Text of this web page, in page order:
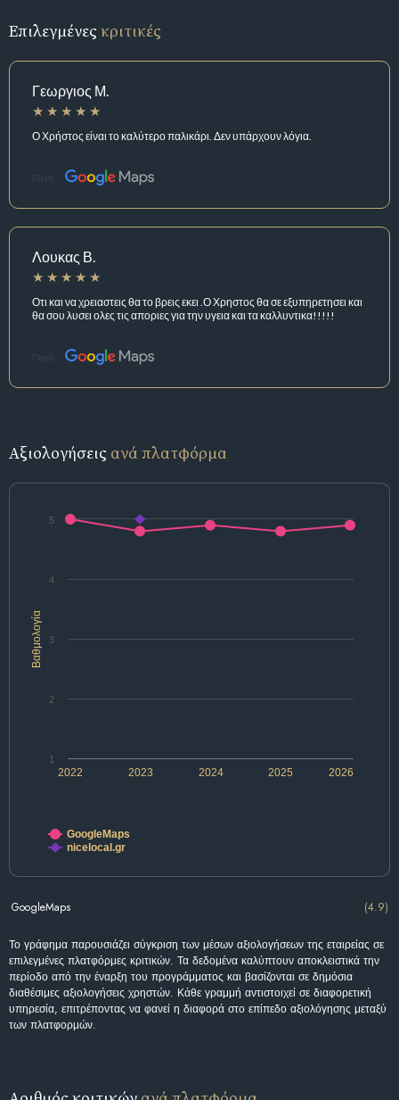
Επιλεγμένεςκριτικές
Γεωργιος Μ.
Ο Χρήστος είναι το καλύτερο παλικάρι. Δεν υπάρχουν λόγια.
Πηγή:
Λουκας Β.
Οτι και να χρειαστεις θα το βρεις εκει .Ο Χρηστος θα σε εξυπηρετησει και
θα σου λυσει ολες τις αποριες για την υγεια και τα καλλυντικα!!!!!
Πηγή:
Αξιολογήσεις ανά πλατφόρμα
Βαθμολογία
2022 2024 2026
2023 2025
1
2
3
4
5
GoogleMaps
nicelocal.gr
GoogleMaps (4.9)
Το γράφημα παρουσιάζει σύγκριση των μέσων αξιολογήσεων της εταιρείας σε
επιλεγμένες πλατφόρμες κριτικών. Τα δεδομένα καλύπτουν αποκλειστικά την
περίοδο από την έναρξη του προγράμματος και βασίζονται σε δημόσια
διαθέσιμες αξιολογήσεις χρηστών. Κάθε γραμμή αντιστοιχεί σε διαφορετική
υπηρεσία, επιτρέποντας να φανεί η διαφορά στο επίπεδο αξιολόγησης μεταξύ
των πλατφορμών.